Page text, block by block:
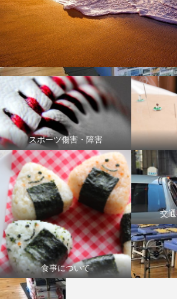
スポーツ傷害・障害
食事について
交